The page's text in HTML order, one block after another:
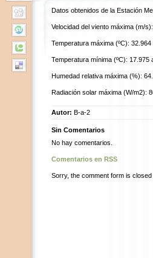
Datos obtenidos de la Estación
Velocidad del viento máxima (m/s):
Temperatura máxima (ºC): 32.964
Temperatura mínima (ºC): 17.975
Humedad relativa máxima (%):
Radiación solar máxima (W/m2):
Autor: B-a-2
Sin Comentarios
No hay comentarios.
Comentarios en RSS
Sorry, the comment form is closed